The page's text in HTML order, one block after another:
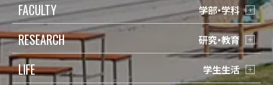
FACULTY 学部・学科
RESEARCH 研究・教育
LIFE 学生生活